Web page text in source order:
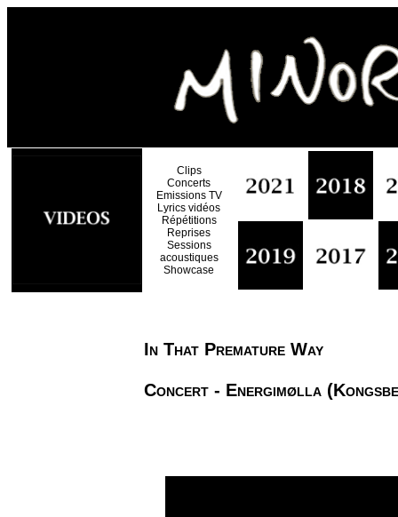
Clips
Concerts
Emissions TV
Lyrics vidéos
Répétitions
Reprises
Sessions
acoustiques
Showcase
In That Premature Way
Concert - Energimølla